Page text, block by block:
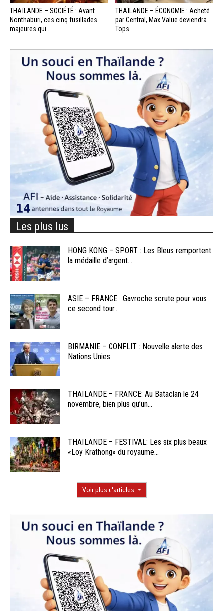
THAÏLANDE – SOCIÉTÉ : Avant
Nonthaburi, ces cinq fusillades
majeures qui...
THAÏLANDE – ÉCONOMIE : Acheté
par Central, Max Value deviendra
Tops
Les plus lus
HONG KONG – SPORT : Les Bleus remportent
la médaille d’argent...
ASIE – FRANCE : Gavroche scrute pour vous
ce second tour...
BIRMANIE – CONFLIT : Nouvelle alerte des
Nations Unies
THAÏLANDE – FRANCE: Au Bataclan le 24
novembre, bien plus qu’un...
THAÏLANDE – FESTIVAL: Les six plus beaux
«Loy Krathong» du royaume...
Voir plus d'articles